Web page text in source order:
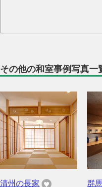
その他の和室事例写真一
清州の長家 群